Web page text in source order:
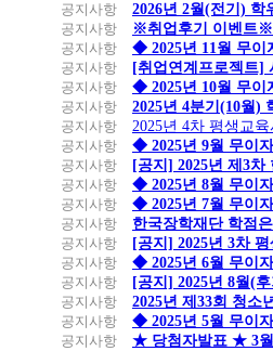
공지사항
2026년 2월(전기) 학
공지사항
※취업후기 이벤트※
공지사항
◆ 2025년 11월 무
공지사항
[취업연계프로젝트]
공지사항
◆ 2025년 10월 무
공지사항
2025년 4분기(10월)
공지사항
2025년 4차 평생교
공지사항
◆ 2025년 9월 무이
공지사항
[공지] 2025년 제3
공지사항
◆ 2025년 8월 무이
공지사항
◆ 2025년 7월 무이
공지사항
한국장학재단 학점
공지사항
[공지] 2025년 3차
공지사항
◆ 2025년 6월 무이
공지사항
[공지] 2025년 8월(
공지사항
2025년 제33회 청소
공지사항
◆ 2025년 5월 무이
공지사항
★ 당첨자발표 ★ 3월